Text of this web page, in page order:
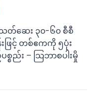
သတ်ဆေး ၃၀-၆၀ စီစီ
ြင့် တစ်ဧကကို ၅ပုံး
စည်း – သြဘာစပါးမှို